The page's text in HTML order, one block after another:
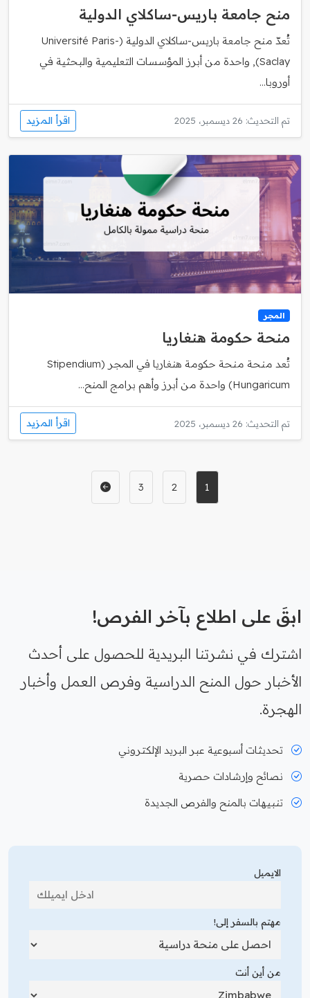
منح جامعة باريس‑ساكلاي الدولية
تُعدّ منح جامعة باريس‑ساكلاي الدولية (Université Paris-
Saclay), واحدة من أبرز المؤسسات التعليمية والبحثية في
أوروبا...
تم التحديث: 26 ديسمبر، 2025 اقرأ المزيد
المجر
منحة حكومة هنغاريا
تُعد منحة منحة حكومة هنغاريا في المجر (Stipendium
Hungaricum) واحدة من أبرز وأهم برامج المنح...
تم التحديث: 26 ديسمبر، 2025 اقرأ المزيد
1
2
3
ابقَ على اطلاع بآخر الفرص!
اشترك في نشرتنا البريدية للحصول على أحدث
الأخبار حول المنح الدراسية وفرص العمل وأخبار
الهجرة.
تحديثات أسبوعية عبر البريد الإلكتروني
نصائح وإرشادات حصرية
تنبيهات بالمنح والفرص الجديدة
الايميل
مهتم بالسفر إلى!
من أين أنت